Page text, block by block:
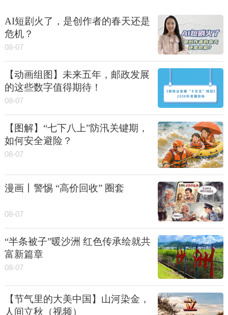
AI短剧火了，是创作者的春天还是
危机？
08-07
【动画组图】未来五年，邮政发展
的这些数字值得期待！
08-07
【图解】“七下八上”防汛关键期，
如何安全避险？
08-07
漫画丨警惕 “高价回收” 圈套
08-07
“半条被子”暖沙洲 红色传承绘就共
富新篇章
08-07
【节气里的大美中国】山河染金，
人间立秋（视频）